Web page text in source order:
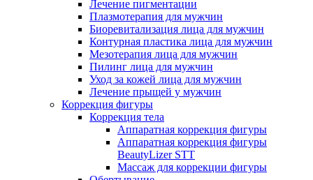
Лечение пигментации
Плазмотерапия для мужчин
Биоревитализация лица для мужчин
Контурная пластика лица для мужчин
Мезотерапия лица для мужчин
Пилинг лица для мужчин
Уход за кожей лица для мужчин
Лечение прыщей у мужчин
Коррекция фигуры
Коррекция тела
Аппаратная коррекция фигуры
Аппаратная коррекция фигуры
BeautyLizer STT
Массаж для коррекции фигуры